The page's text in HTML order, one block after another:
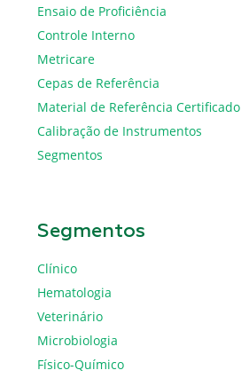
Ensaio de Proficiência
Controle Interno
Metricare
Cepas de Referência
Material de Referência Certificado
Calibração de Instrumentos
Segmentos
Segmentos
Clínico
Hematologia
Veterinário
Microbiologia
Físico-Químico